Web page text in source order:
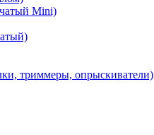
Mini)
триммеры, опрыскиватели)